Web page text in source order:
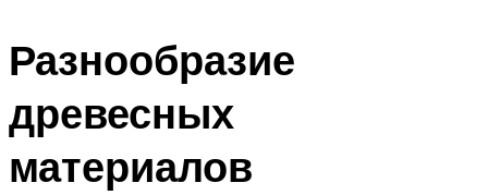
Разнообразие
древесных
материалов